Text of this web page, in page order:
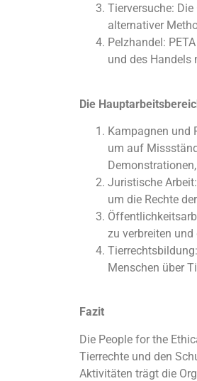
Tierversuche:
alternativer
Pelzhandel:
und des Handels
Die
Kampagnen und
um auf
Juristische
um die Rechte
zu verbreiten
Menschen über
Fazit
Die People for the
Tierrechte und den
Aktivitäten trägt die